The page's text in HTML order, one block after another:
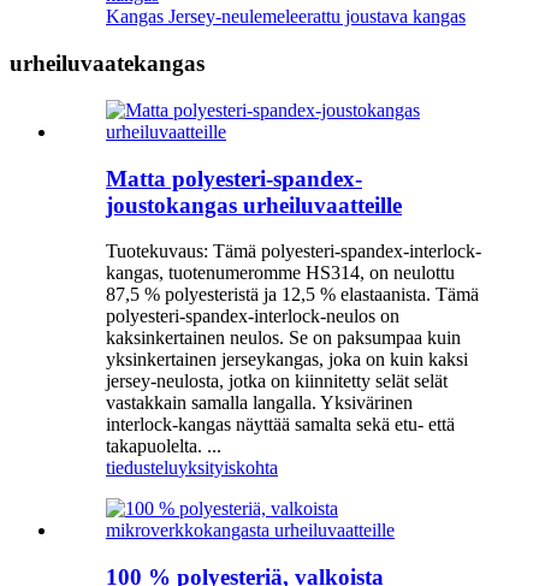
Kangas Jersey-neulemeleerattu joustava kangas
urheiluvaatekangas
Matta polyesteri-spandex-
joustokangas urheiluvaatteille
Tuotekuvaus: Tämä polyesteri-spandex-interlock-
kangas, tuotenumeromme HS314, on neulottu
87,5 % polyesteristä ja 12,5 % elastaanista. Tämä
polyesteri-spandex-interlock-neulos on
kaksinkertainen neulos. Se on paksumpaa kuin
yksinkertainen jerseykangas, joka on kuin kaksi
jersey-neulosta, jotka on kiinnitetty selät selät
vastakkain samalla langalla. Yksivärinen
interlock-kangas näyttää samalta sekä etu- että
takapuolelta. ...
tiedusteluyksityiskohta
100 % polyesteriä, valkoista